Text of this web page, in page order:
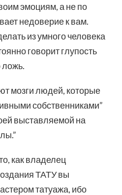
эмоциям, а не по
недоверие к вам.
из умного человека
говорит глупость
ложь.
мозги людей, которые
собственниками”
выставляемой на
как владелец
ТАТУ вы
татуажа, ибо